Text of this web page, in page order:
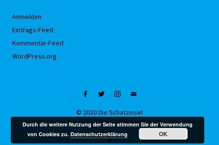
Anmelden
Eintrags-Feed
Kommentar-Feed
WordPress.org
Facebook
TwitterInstagram
Mail
© 2020 Die Schatzinsel
Durch die weitere Nutzung der Seite stimmen Sie der Verwendung
von Cookies zu.Datenschutzerklärung OK